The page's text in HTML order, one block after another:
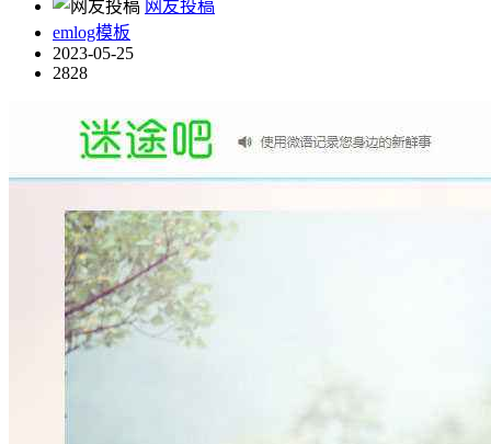
网友投稿
emlog模板
2023-05-25
2828